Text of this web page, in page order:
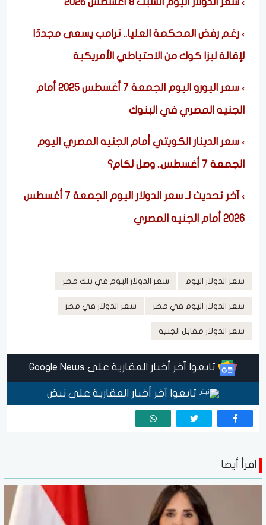
رغم رفض المحكمة العليا.. ترامب يسعى مجددًا
لإقالة ليزا كوك من الاحتياطي الأمريكية
سعر اليورو اليوم الجمعة 7 أغسطس 2025 أمام
الجنيه المصري في البنوك
سعر الدينار الكويتي أمام الجنيه المصري اليوم
الجمعة 7 أغسطس.. وصل لكام؟
آخر تحديث لـ سعر الدولار اليوم الجمعة 7 أغسطس
2026 أمام الجنيه المصري
سعر الدولار اليوم سعر الدولار اليوم في بنك مصر
سعر الدولار اليوم في مصر سعر الدولار في مصر
سعر الدولار مقابل الجنيه
تابعوا آخر أخبار العقارية على Google News
تابعوا آخر أخبار العقارية على نبض
اقرأ أيضا